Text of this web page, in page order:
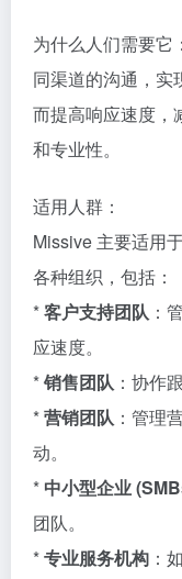
为什么人们需要它
同渠道的沟通，实
而提高响应速度，
和专业性。
适用人群：
Missive 主要适用
各种组织，包括：
*客户支持团队 ：
应速度。
*销售团队 ：协作
*营销团队 ：管理
动。
* 中小型企业
团队。
*专业服务机构 ：